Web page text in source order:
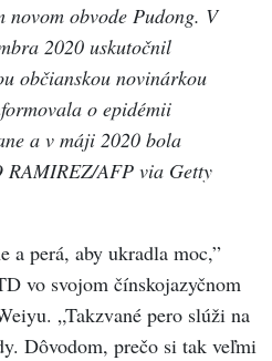
novom obvode Pudong. V
2020 uskutočnil
občianskou novinárkou
o epidémii
a v máji 2020 bola
RAMIREZ/AFP via Getty
a perá, aby ukradla moc,”
vo svojom čínskojazyčnom
„Takzvané pero slúži na
Dôvodom, prečo si tak veľmi